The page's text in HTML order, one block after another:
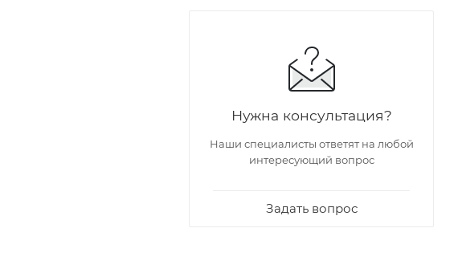
Нужна консультация?
Наши специалисты ответят на любой
интересующий вопрос
Задать вопрос